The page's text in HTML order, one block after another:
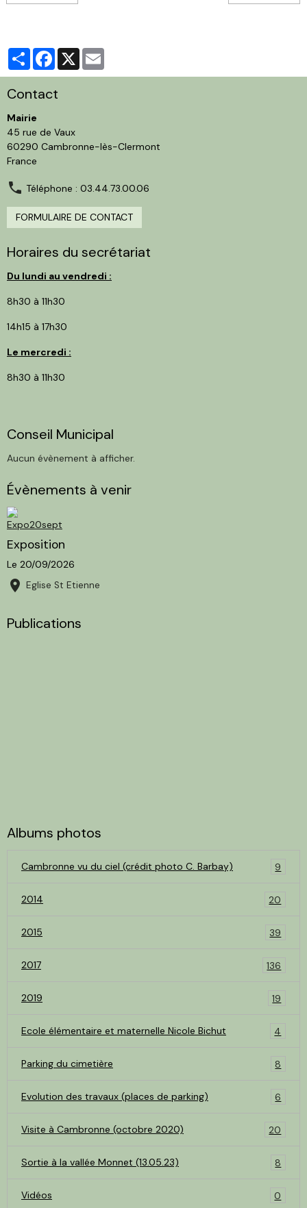
PartagerFacebook
X
Contact
Mairie
45 rue de Vaux
60290 Cambronne-lès-Clermont
France
Téléphone : 03.44.73.00.06
FORMULAIRE DE CONTACT
Horaires du secrétariat
Du lundi au vendredi :
8h30 à 11h30
14h15 à 17h30
Le mercredi :
8h30 à 11h30
Conseil Municipal
Aucun évènement à afficher.
Évènements à venir
Exposition
Le 20/09/2026
Eglise St Etienne
Publications
Albums photos
Cambronne vu du ciel (crédit photo C. Barbay) 9
2014 20
2015 39
2017 136
2019 19
Ecole élémentaire et maternelle Nicole Bichut 4
Parking du cimetière 8
Evolution des travaux (places de parking) 6
Visite à Cambronne (octobre 2020) 20
Sortie à la vallée Monnet (13.05.23) 8
Vidéos 0